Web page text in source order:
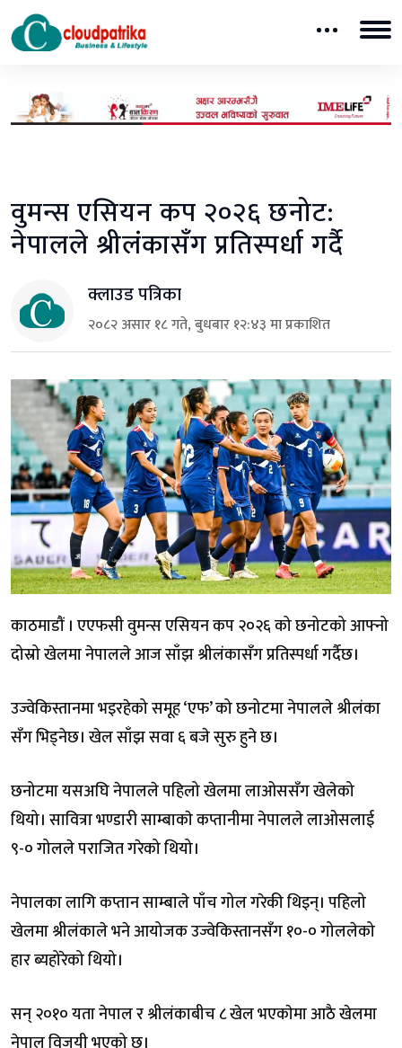
वुमन्स एसियन कप २०२६ छनोट:
नेपालले श्रीलंकासँग प्रतिस्पर्धा गर्दै
क्लाउड पत्रिका
२०८२ असार १८ गते, बुधबार १२:४३ मा प्रकाशित
काठमाडौं । एएफसी वुमन्स एसियन कप २०२६ को छनोटको आफ्नो
दोस्रो खेलमा नेपालले आज साँझ श्रीलंकासँग प्रतिस्पर्धा गर्दैछ।
उज्वेकिस्तानमा भइरहेको समूह ‘एफ’ को छनोटमा नेपालले श्रीलंका
सँग भिड्नेछ। खेल साँझ सवा ६ बजे सुरु हुने छ।
छनोटमा यसअघि नेपालले पहिलो खेलमा लाओससँग खेलेको
थियो। सावित्रा भण्डारी साम्बाकाे कप्तानीमा नेपालले लाओसलाई
९-० गोलले पराजित गरेको थियो।
नेपालका लागि कप्तान साम्बाले पाँच गोल गरेकी थिइन्। पहिलो
खेलमा श्रीलंकाले भने आयोजक उज्वेकिस्तानसँग १०-० गोललेको
हार ब्यहोरेको थियो।
सन् २०१० यता नेपाल र श्रीलंकाबीच ८ खेल भएकाेमा आठै खेलमा